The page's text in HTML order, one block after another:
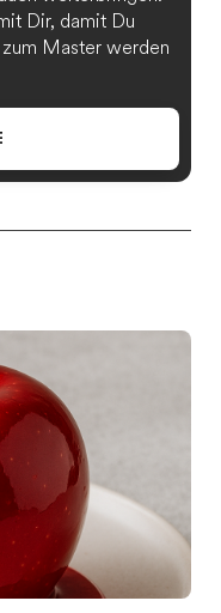
Dir, damit Du
Master werden